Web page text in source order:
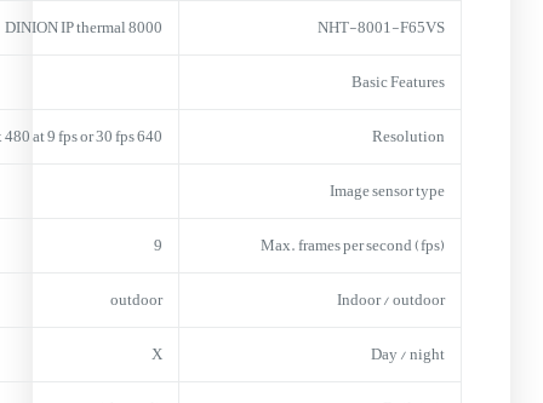
NHT-8001-F65VS
DINION IP thermal 8000
Basic Features
Resolution
640 x 480 at 9 fps or 30 fps
Image sensor type
Max. frames per second (fps)
9
Indoor / outdoor
outdoor
Day / night
X